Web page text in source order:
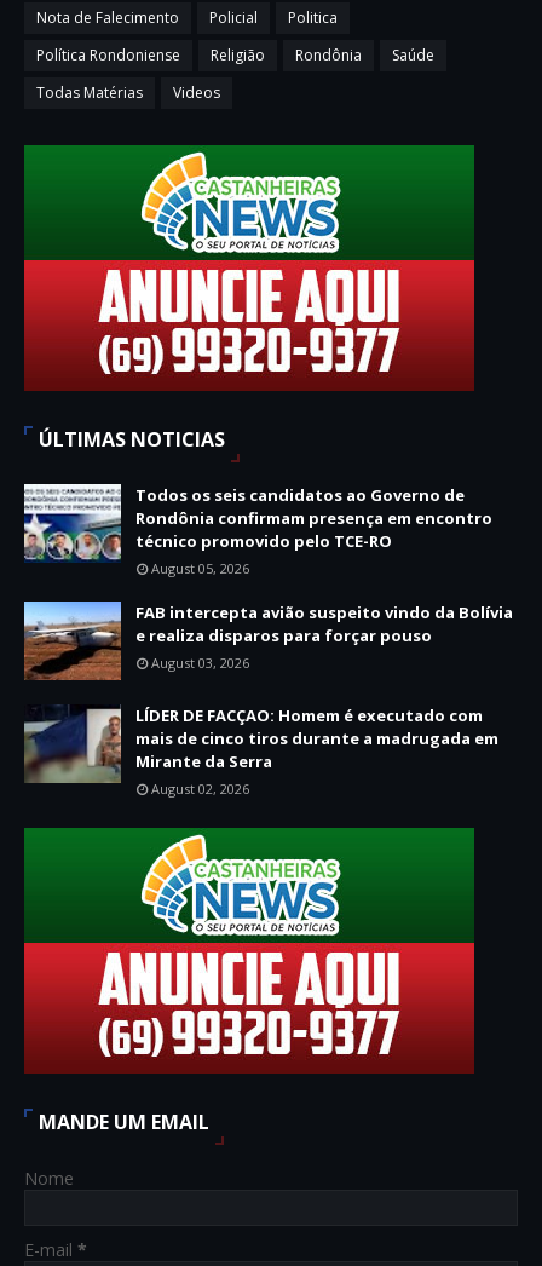
Nota de Falecimento
Policial
Politica
Política Rondoniense
Religião Rondônia
Saúde
Todas Matérias
Videos
ÚLTIMAS NOTICIAS
Todos os seis candidatos ao Governo de
Rondônia confirmam presença em encontro
técnico promovido pelo TCE-RO
August 05, 2026
FAB intercepta avião suspeito vindo da Bolívia
e realiza disparos para forçar pouso
August 03, 2026
LÍDER DE FACÇAO: Homem é executado com
mais de cinco tiros durante a madrugada em
Mirante da Serra
August 02, 2026
MANDE UM EMAIL
Nome
E-mail *